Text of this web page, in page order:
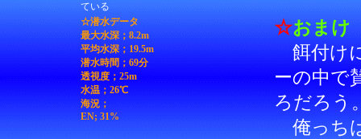
ている
☆潜水データ
最大水深； 8.2m
平均水深；19.5m
潜水時間；69分
透視度；25m
水温；26℃
海況；
EN; 31%
☆おまけ
餌付け
ーの中で
ろだろう
俺っち